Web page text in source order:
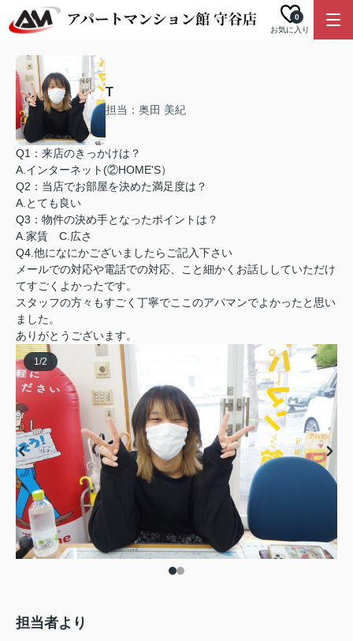
お気に入り
0
T
担当：奥田 美紀
Q1：来店のきっかけは？
A.インターネット(②HOME'S）
Q2：当店でお部屋を決めた満足度は？
A.とても良い
Q3：物件の決め手となったポイントは？
A.家賃 C.広さ
Q4.他になにかございましたらご記入下さい
メールでの対応や電話での対応、こと細かくお話ししていただけ
てすごくよかったです。
スタッフの方々もすごく丁寧でここのアパマンでよかったと思い
ました。
ありがとうございます。
1/2
担当者より